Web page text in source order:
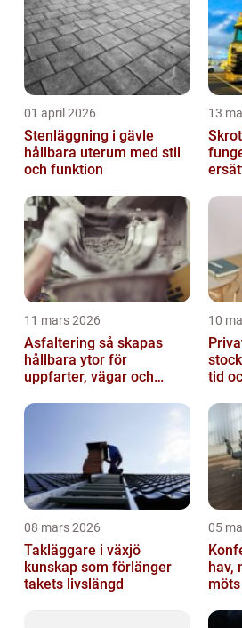
01 april 2026
Stenläggning i gävle
hållbara uterum med stil
och funktion
13
11 mars 2026
Asfaltering så skapas
hållbara ytor för
uppfarter, vägar och
10
stockholm
tid
08 mars 2026
Takläggare i växjö
kunskap som förlänger
takets livslängd
05
hav,
möts